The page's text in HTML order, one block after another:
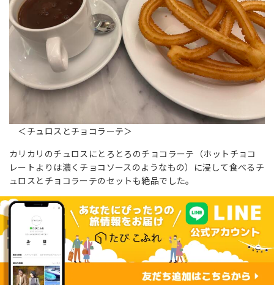
＜チュロスとチョコラーテ＞
カリカリのチュロスにとろとろのチョコラーテ（ホットチョコ
レートよりは濃くチョコソースのようなもの）に浸して食べるチ
ュロスとチョコラーテのセットも絶品でした。